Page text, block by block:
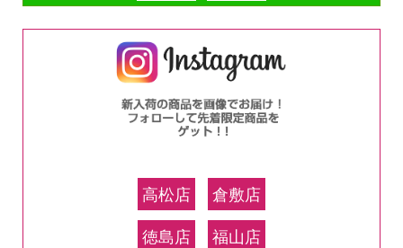
高松店
倉敷店
徳島店
福山店